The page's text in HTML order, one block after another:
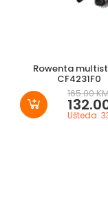
Rowenta
CF4231F0
165.00
Ušteda: